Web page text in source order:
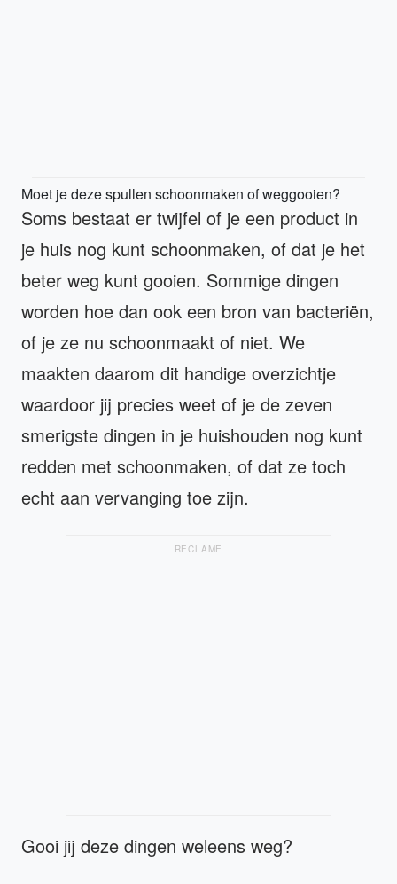
Moet je deze spullen schoonmaken of weggooien?
Soms bestaat er twijfel of je een product in
je huis nog kunt schoonmaken, of dat je het
beter weg kunt gooien. Sommige dingen
worden hoe dan ook een bron van bacteriën,
of je ze nu schoonmaakt of niet. We
maakten daarom dit handige overzichtje
waardoor jij precies weet of je de zeven
smerigste dingen in je huishouden nog kunt
redden met schoonmaken, of dat ze toch
echt aan vervanging toe zijn.
RECLAME
Gooi jij deze dingen weleens weg?